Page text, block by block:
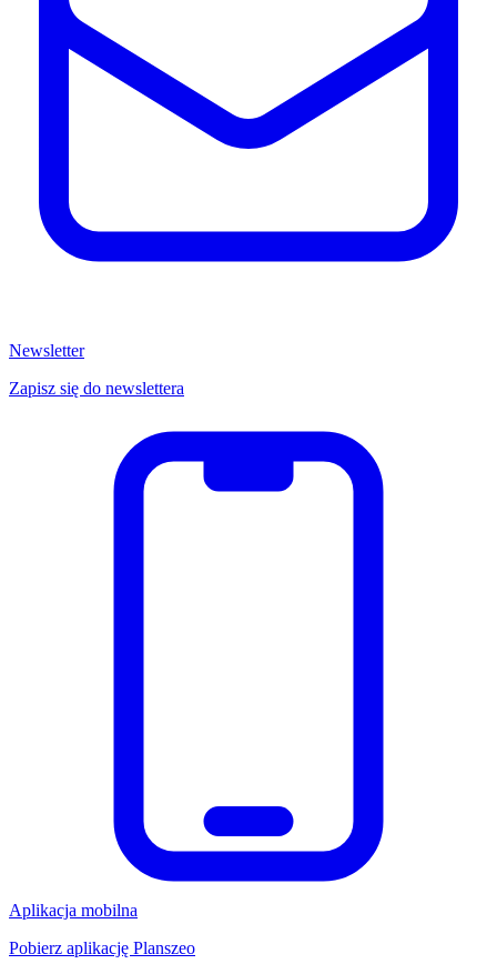
Newsletter
Zapisz się do newslettera
Aplikacja mobilna
Pobierz aplikację Planszeo